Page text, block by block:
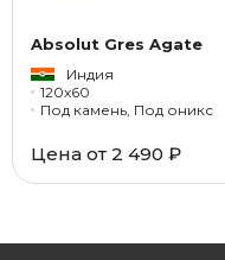
Absolut Gres Agate
Индия
120x60
Под камень, Под оникс
Цена от 2 490 ₽